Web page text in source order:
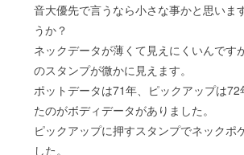
音大優先で言うなら小さな事かと思いま
うか？
ネックデータが薄くて見えにくいんです
のスタンプが微かに見えます。
ポットデータは71年、ピックアップは72
たのがボディデータがありました。
ピックアップに押すスタンプでネックポ
した。